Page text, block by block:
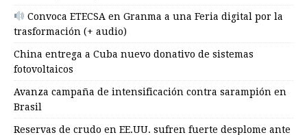
Convoca ETECSA en Granma a una Feria digital por la
trasformación (+ audio)
China entrega a Cuba nuevo donativo de sistemas
fotovoltaicos
Avanza campaña de intensificación contra sarampión en
Brasil
Reservas de crudo en EE.UU. sufren fuerte desplome ante